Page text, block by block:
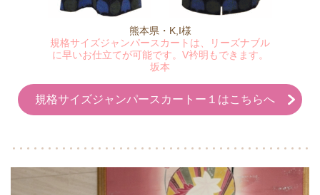
熊本県・K,I様
規格サイズジャンパースカートは、リーズナブル
に早いお仕立てが可能です。V衿明もできます。
坂本
規格サイズジャンパースカートー１はこちらへ